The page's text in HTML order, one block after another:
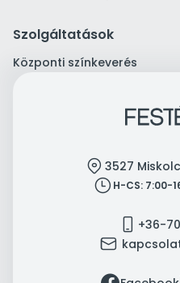
Szolgáltatások
Központi színkeverés
location 3527
clock H-CS: 7:00-
mobile +36-
mail